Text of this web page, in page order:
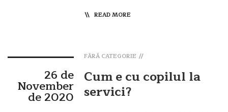
READ MORE
26 de
November
de 2020
FĂRĂ CATEGORIE
Cum e cu copilul la
servici?